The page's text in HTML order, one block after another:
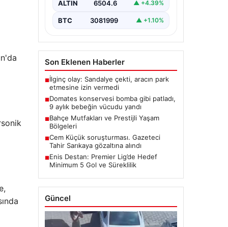
ALTIN 6504.6 ▲ +4.39%
BTC 3081999 ▲ +1.10%
Son Eklenen Haberler
■İlginç olay: Sandalye çekti, aracın park
etmesine izin vermedi
■Domates konservesi bomba gibi patladı,
9 aylık bebeğin vücudu yandı
■Bahçe Mutfakları ve Prestijli Yaşam
Bölgeleri
■Cem Küçük soruşturması. Gazeteci
Tahir Sarıkaya gözaltına alındı
■Enis Destan: Premier Lig’de Hedef
Minimum 5 Gol ve Süreklilik
Güncel